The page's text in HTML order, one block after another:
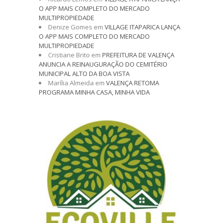
O APP MAIS COMPLETO DO MERCADO
MULTIPROPIEDADE
Denize Gomes em VILLAGE ITAPARICA LANÇA
O APP MAIS COMPLETO DO MERCADO
MULTIPROPIEDADE
Cristiane Brito em PREFEITURA DE VALENÇA
ANUNCIA A REINAUGURAÇÃO DO CEMITÉRIO
MUNICIPAL ALTO DA BOA VISTA
Marília Almeida em VALENÇA RETOMA
PROGRAMA MINHA CASA, MINHA VIDA